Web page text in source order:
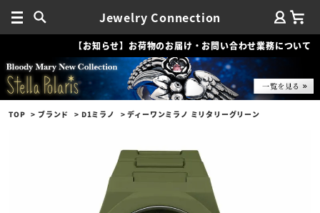
Jewelry Connection
【お知らせ】お荷物のお届け・お問い合わせ業務について
TOP ブランド D1ミラノ ディーワンミラノ ミリタリーグリーン